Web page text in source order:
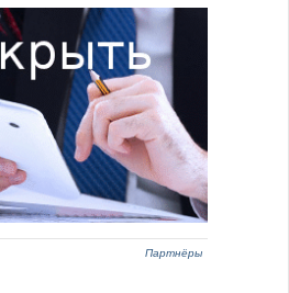
Партнёры